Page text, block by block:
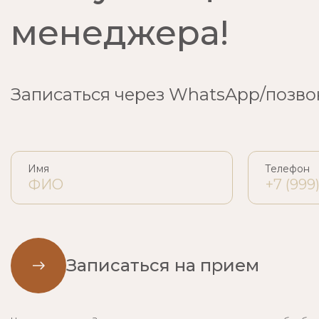
менеджера!
Записаться через WhatsApp/
Имя Телефон
Записаться на прием